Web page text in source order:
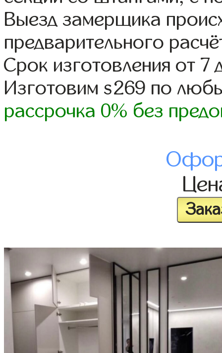
Выезд замерщика
предварительного
Срок изготовления от 7
Изготовим s269 по
рассрочка 0% без